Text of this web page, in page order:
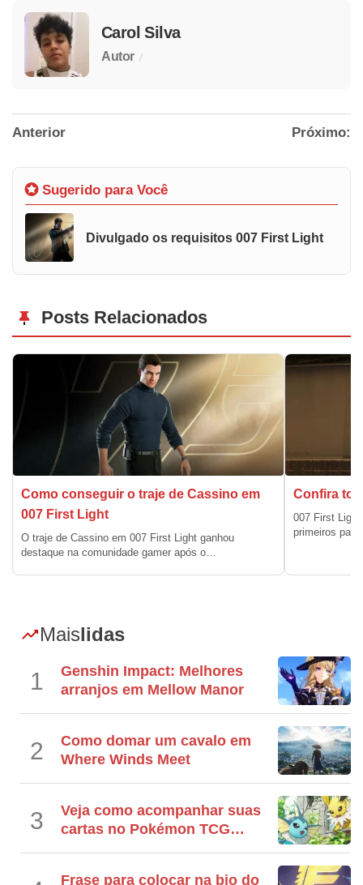
Carol Silva
Autor /
Anterior Próximo:
Sugerido para Você
Divulgado os requisitos 007 First Light
Posts Relacionados
Como conseguir o traje de Cassino em
007 First Light
O traje de Cassino em 007 First Light ganhou
destaque na comunidade gamer após o…
Confira
007 First
primeiros
Maislidas
1
Genshin Impact: Melhores
arranjos em Mellow Manor
2
Como domar um cavalo em
Where Winds Meet
3
Veja como acompanhar suas
cartas no Pokémon TCG
Frase para colocar na bio do